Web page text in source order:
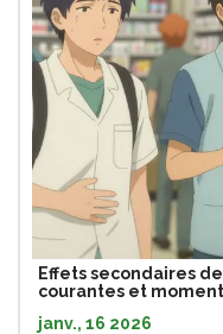
Effets secondaires
courantes et
janv., 16 2026